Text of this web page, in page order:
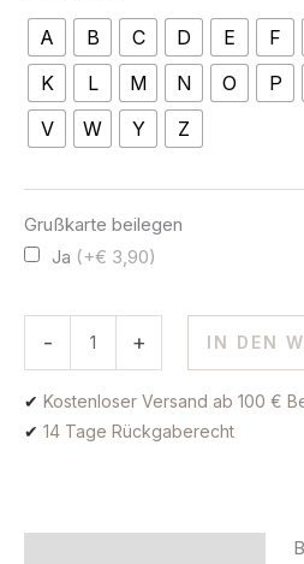
A B C D E F
K
L M N O P
V
W Y Z
Grußkarte beilegen
Ja (+€ 3,90)
- + IN DEN
✔ Kostenloser Versand ab 100 €
✔ 14 Tage Rückgaberecht